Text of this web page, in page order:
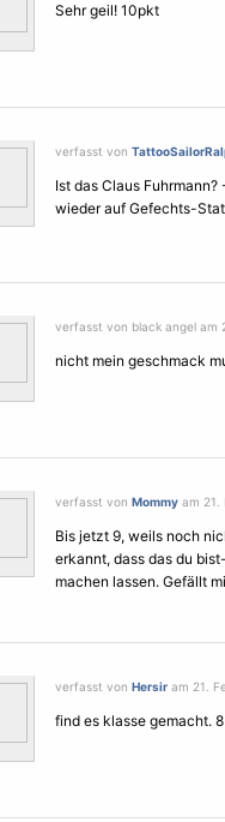
Sehr geil! 10pkt
verfasst von
Ist das Claus
wieder auf Gefechts-
verfasst von black angel am
nicht mein geschmack
verfasst von Mommy am 21.
Bis jetzt 9, weils noch
erkannt, dass das du
machen lassen. Gefällt
verfasst von Hersir am 21.
find es klasse gemacht.